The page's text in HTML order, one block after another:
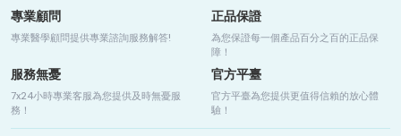
專業顧問
專業醫學顧問提供專業諮詢服務解答!
正品保證
為您保證每一個產品百分之百的正品保
障！
服務無憂
7x24小時專業客服為您提供及時無憂服
務！
官方平臺
官方平臺為您提供更值得信賴的放心體
驗！